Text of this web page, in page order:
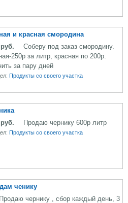
и красная смородина
Соберу под заказ смородину.
250р за литр, красная по 200р.
за пару дней
Продукты со своего участка
Продаю чернику 600р литр
Продукты со своего участка
ченику
Продаю чернику , сбор каждый день, 3